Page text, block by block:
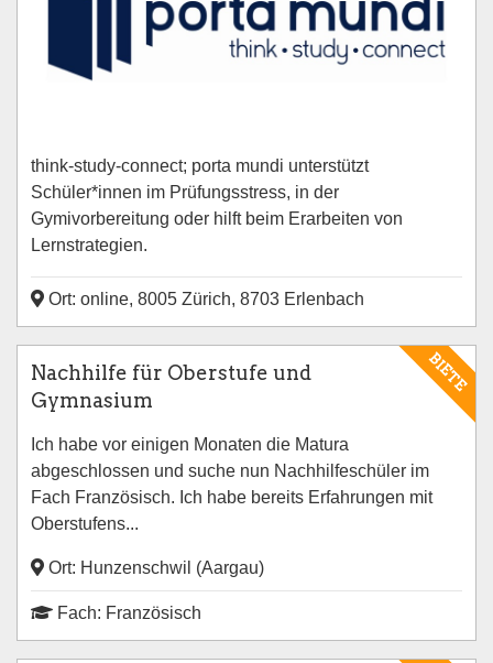
think-study-connect; porta mundi unterstützt
Schüler*innen im Prüfungsstress, in der
Gymivorbereitung oder hilft beim Erarbeiten von
Lernstrategien.
Ort: online, 8005 Zürich, 8703 Erlenbach
BIETE
Nachhilfe für Oberstufe und
Gymnasium
Ich habe vor einigen Monaten die Matura
abgeschlossen und suche nun Nachhilfeschüler im
Fach Französisch. Ich habe bereits Erfahrungen mit
Oberstufens...
Ort: Hunzenschwil (Aargau)
Fach: Französisch